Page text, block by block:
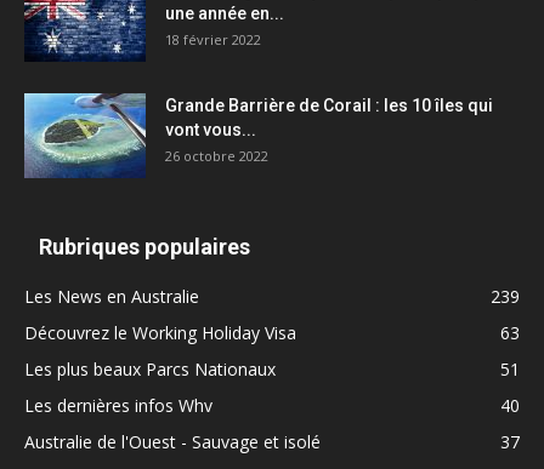
une année en...
18 février 2022
Grande Barrière de Corail : les 10 îles qui
vont vous...
26 octobre 2022
Rubriques populaires
Les News en Australie
239
Découvrez le Working Holiday Visa
63
Les plus beaux Parcs Nationaux
51
Les dernières infos Whv
40
Australie de l'Ouest - Sauvage et isolé
37